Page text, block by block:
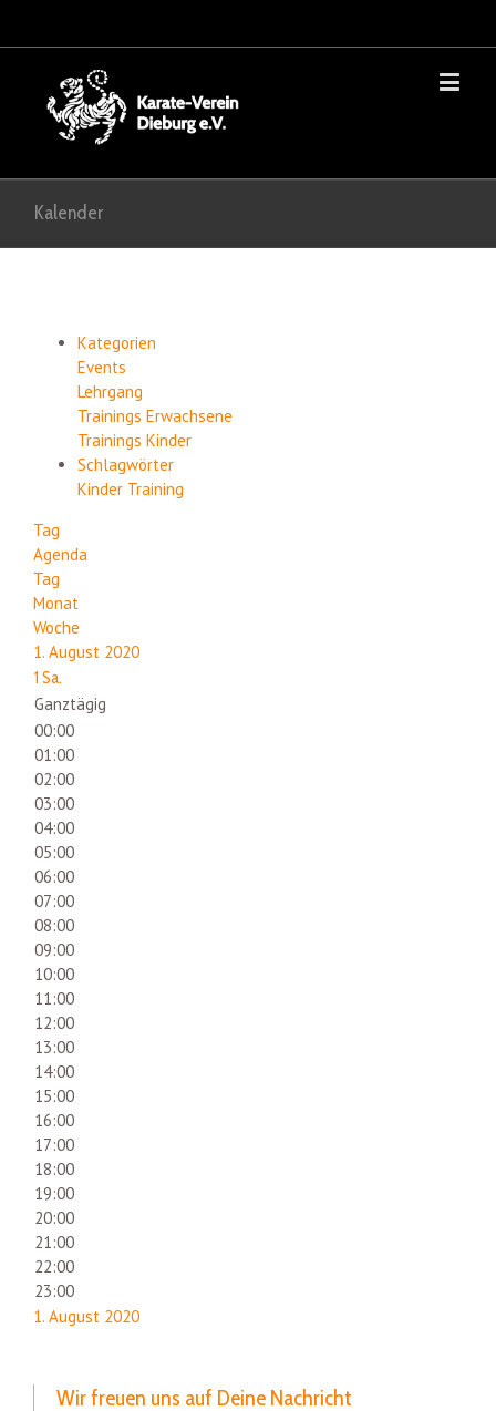
Kalender
Kategorien
Events
Lehrgang
Trainings Erwachsene
Trainings Kinder
Schlagwörter
Kinder Training
Tag
Agenda
Tag
Monat
Woche
1. August 2020
1 Sa.
Ganztägig
00:00
01:00
02:00
03:00
04:00
05:00
06:00
07:00
08:00
09:00
10:00
11:00
12:00
13:00
14:00
15:00
16:00
17:00
18:00
19:00
20:00
21:00
22:00
23:00
1. August 2020
Wir freuen uns auf Deine Nachricht